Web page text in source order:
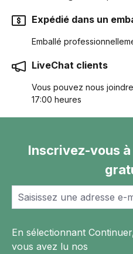
Expédié dans un
Emballé
LiveChat clients
Vous pouvez nous
17:00 heures
Inscrivez-vous
En sélectionnant
vous avez lu nos